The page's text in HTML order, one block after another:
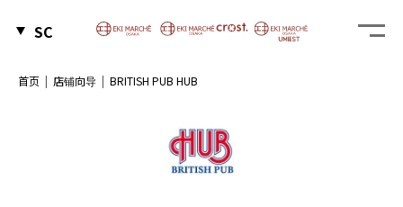
SC
首页 店铺向导 BRITISH PUB HUB